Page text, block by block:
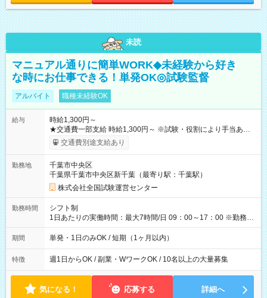
未読
マニュアル通りに簡単WORK◆未経験から好き
な時にお仕事できる！単発OK◎試験監督
アルバイト 職種未経験OK
給与
時給1,300円～
★交通費一部支給 時給1,300円～ ※試験・役割により手当あり
※勤務回数により昇給あり 【即給（前払い）オプションあ
り！】 希望される場合、勤務から1週間ほどで給与の一部を受け
例】 ・河合塾模擬試験 8:30～17:30（休憩1時間） 時給1,300円
×8時間＝日収10,400円＋交通費 ※当日の役割により時給＋100
円の場合あり ・国家試験 7:00～13:30（休憩なし） 時給1,300
円（役割手当＋100円）×6時間＝日収8,400円＋交通費 【試用期
間】試用期間なし
交通費別途支給あり
勤務地
千葉市中央区
千葉県千葉市中央区新千葉（最寄り駅：千葉駅）
株式会社全国試験運営センター
勤務時間
シフト制
1日あたりの実働時間：最大7時間/日 09：00～17：00 ※勤務時
間は 試験により異なります。
期間 単発・1日のみOK / 短期（1ヶ月以内）
特徴 週1日からOK / 副業・WワークOK / 10名以上の大量募集
気になる！ 応募する 詳細へ